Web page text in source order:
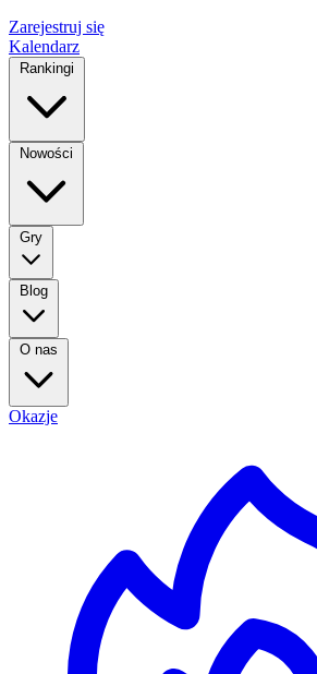
Zarejestruj się
Kalendarz
Rankingi
Nowości
Gry
Blog
O nas
Okazje